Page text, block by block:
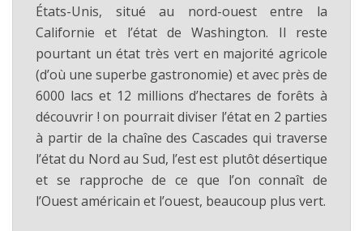
États-Unis, situé au nord-ouest entre la
Californie et l’état de Washington. Il reste
pourtant un état très vert en majorité agricole
(d’où une superbe gastronomie) et avec près de
6000 lacs et 12 millions d’hectares de forêts à
découvrir ! on pourrait diviser l’état en 2 parties
à partir de la chaîne des Cascades qui traverse
l’état du Nord au Sud, l’est est plutôt désertique
et se rapproche de ce que l’on connaît de
l’Ouest américain et l’ouest, beaucoup plus vert.